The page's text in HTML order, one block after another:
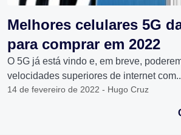
Melhores celulares 5G
para comprar em 2022
O 5G já está vindo e, em breve,
velocidades superiores de internet
14 de fevereiro de 2022 - Hugo Cruz